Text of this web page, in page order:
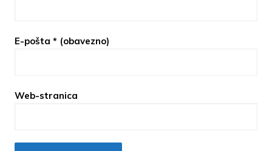
E-pošta * (obavezno)
Web-stranica